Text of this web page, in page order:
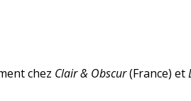
chez Clair & Obscur(France) et